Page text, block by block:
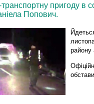
пригоду в
Попович.
району